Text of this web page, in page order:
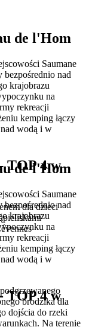
de l'Hom
Saumane
nad
krajobrazu
na
rekreacji
kemping łączy
wodą i w
TOP 4 w
dla dzieci
brodzika dla
dojścia do rzeki
Na terenie
de l'Hom
Saumane
nad
krajobrazu
na
rekreacji
kemping łączy
wodą i w
TOP 4 w